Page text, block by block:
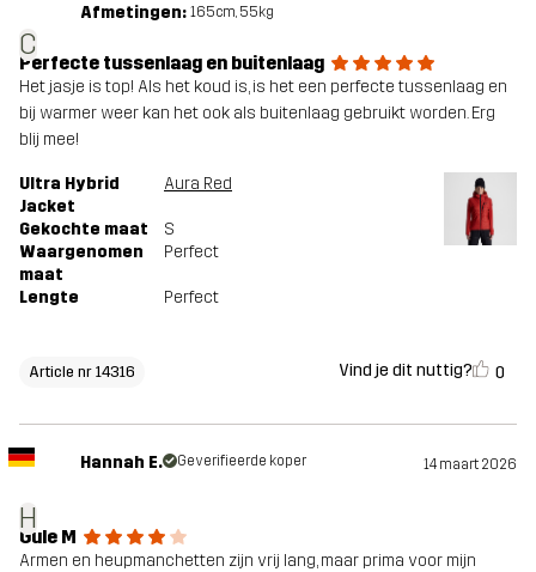
C
Afmetingen: 165cm, 55kg
Perfecte tussenlaag en buitenlaag
Het jasje is top! Als het koud is, is het een perfecte tussenlaag en
bij warmer weer kan het ook als buitenlaag gebruikt worden. Erg
blij mee!
Ultra Hybrid
Jacket
Aura Red
Gekochte maat
S
Waargenomen
maat
Perfect
Lengte Perfect
Article nr 14316 Vind je dit nuttig? 0
H
Hannah E. Geverifieerde koper 14 maart 2026
Gule M
Armen en heupmanchetten zijn vrij lang, maar prima voor mijn